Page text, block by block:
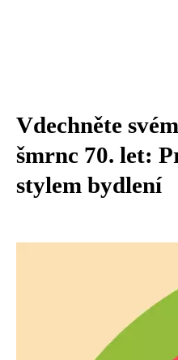
Vdechněte
šmrnc 70. let:
stylem bydlení